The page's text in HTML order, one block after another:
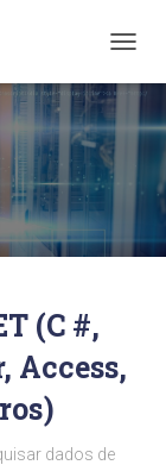
(C #,
Access,
dados de